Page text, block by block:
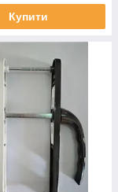
Купити